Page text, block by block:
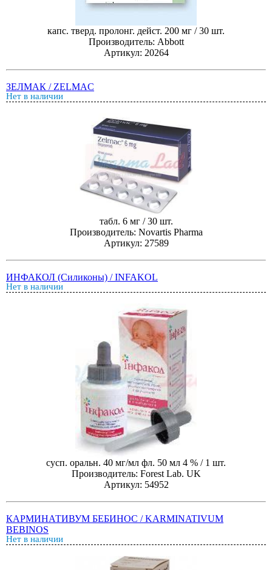
капс. тверд. пролонг. дейст. 200 мг / 30 шт.
Производитель: Abbott
Артикул: 20264
ЗЕЛМАК / ZELMAC
Нет в наличии
табл. 6 мг / 30 шт.
Производитель: Novartis Pharma
Артикул: 27589
ИНФАКОЛ (Силиконы) / INFAKOL
Нет в наличии
сусп. оральн. 40 мг/мл фл. 50 мл 4 % / 1 шт.
Производитель: Forest Lab. UK
Артикул: 54952
КАРМИНАТИВУМ БЕБИНОС / KARMINATIVUM
BEBINOS
Нет в наличии